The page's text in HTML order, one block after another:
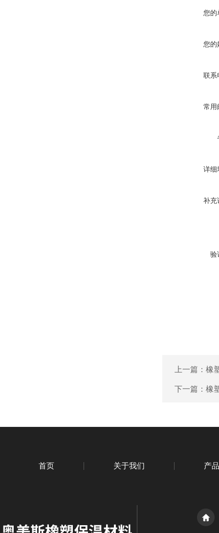
您的
您的
联系
常用
详细
补充
验
上一篇： 橡
下一篇： 橡
首页 关于我们 产